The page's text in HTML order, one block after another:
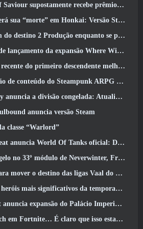
recebe prêmio especial por gastar US$ 100 mil no jogo
“morte” em Honkai: Versão Star Rail 4.3
enquanto se preparam para trabalhar em novos projetos
da expansão Where Winds Meet “Imperial Palace”
descendente melhora o ciclo agrícola e atualiza o modo Onslaught
ARPG Crystalfall para abordar “principais preocupações dos jogadores”
a divisão congelada: Atualização Nix
anuncia versão Steam
classe “Warlord”
World Of Tanks oficial: Data de lançamento do HEAT
33º módulo de Neverwinter, Frio cortante
ligas Vaal do Path Of Exile 2 antes do lançamento do Return Of The Ancients
mais significativos da temporada 8
do Palácio Imperial e compartilha um roteiro de conteúdo “massivo”
É claro que isso estava prestes a acontecer